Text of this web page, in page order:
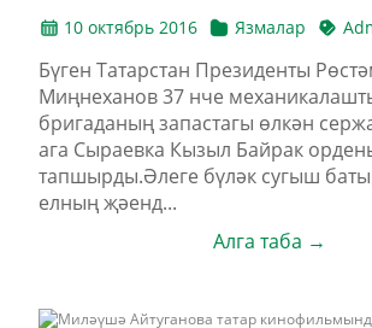
10 октябрь 2016 Язмалар
Бүген Татарстан Президенты
Миңнеханов 37 нче
бригаданың запастагы өлкән
ага Сыраевка Кызыл Байрак
тапшырды.Әлеге бүләк сугыш
елның җәенд...
Алга таба →